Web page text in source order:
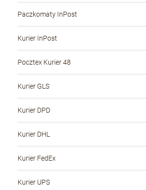
Paczkomaty InPost
Kurier InPost
Pocztex Kurier 48
Kurier GLS
Kurier DPD
Kurier DHL
Kurier FedEx
Kurier UPS